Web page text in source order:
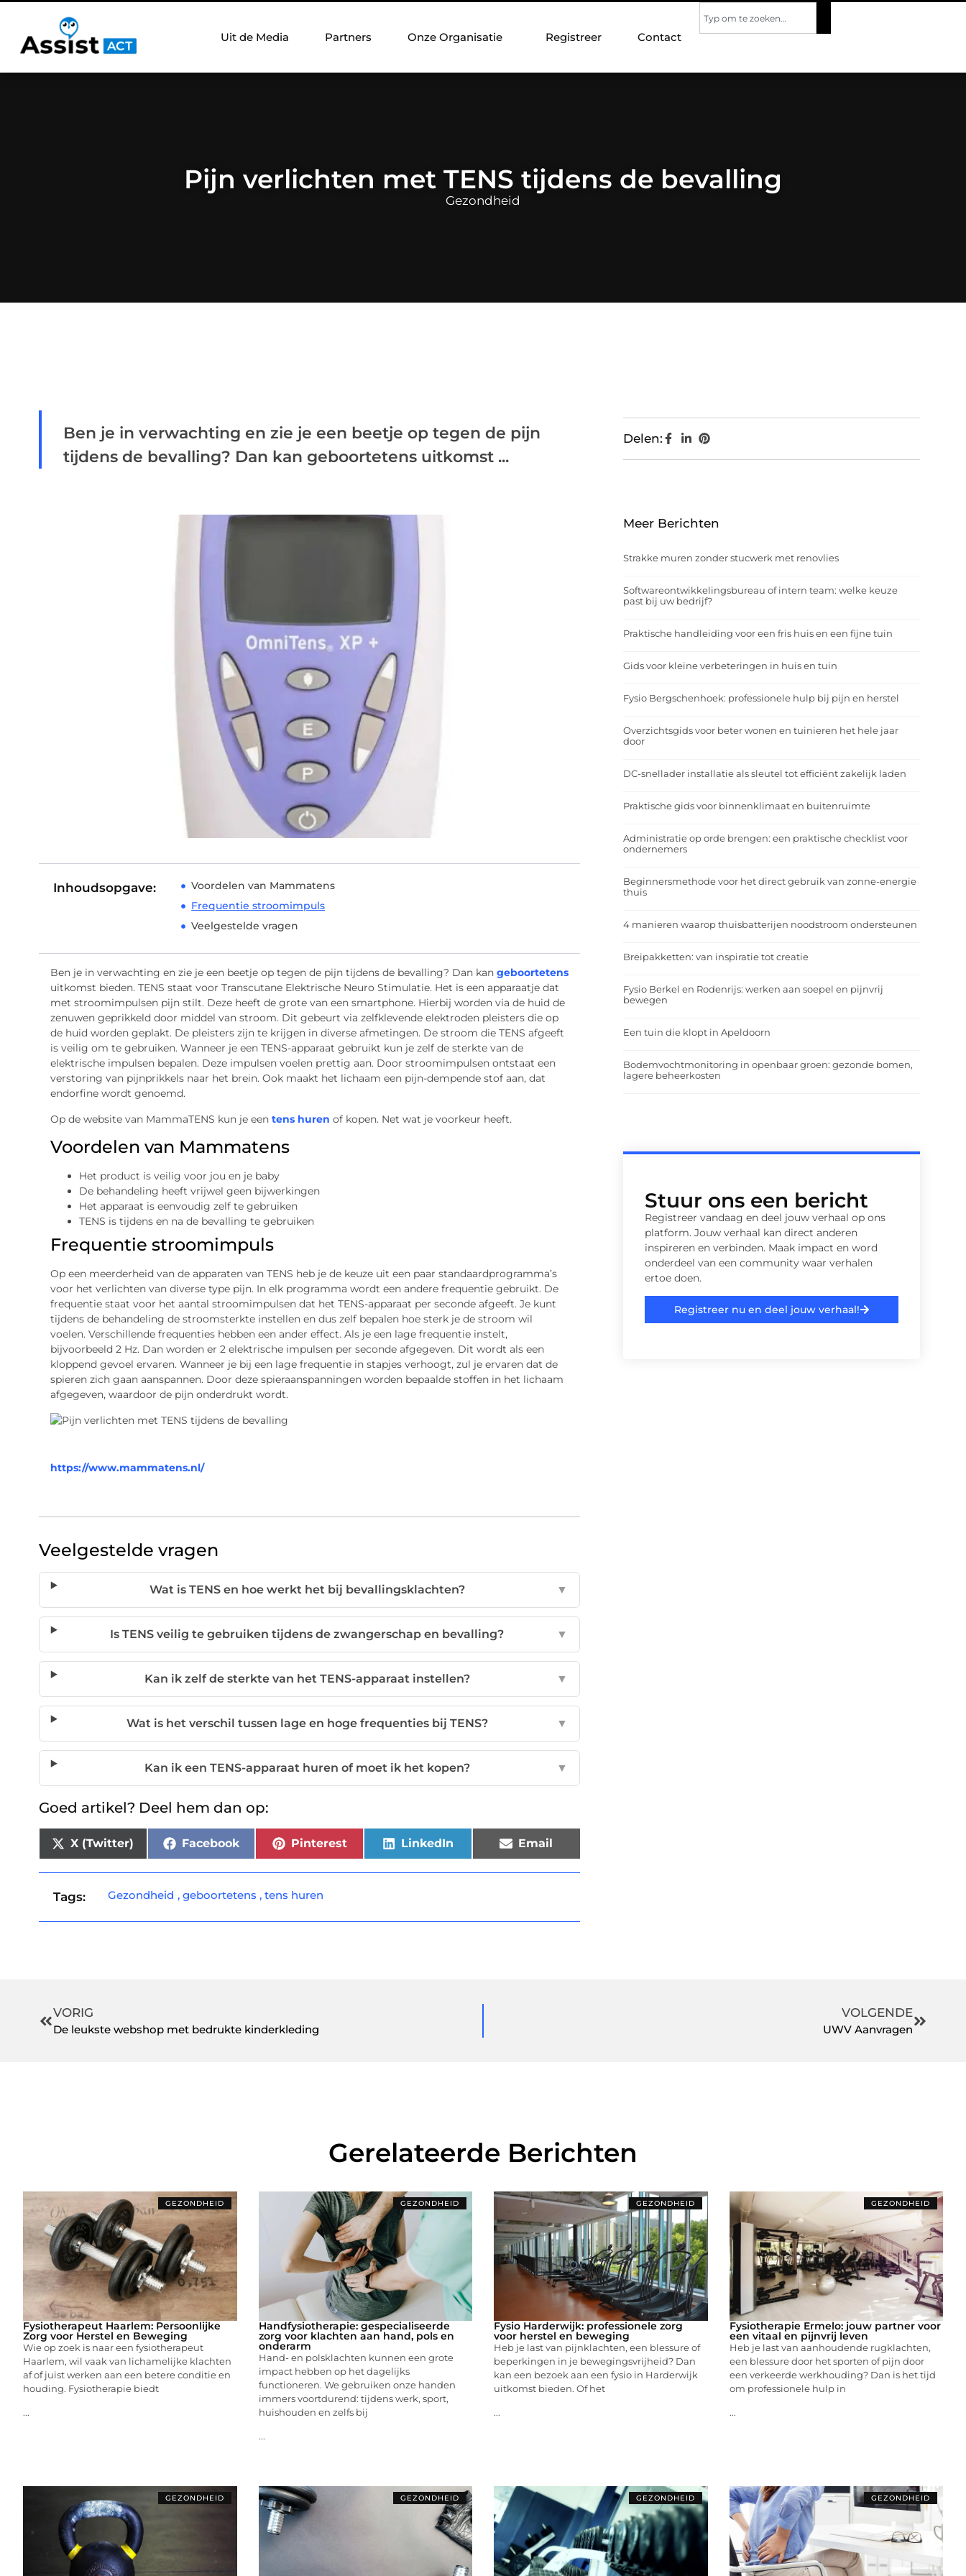
Uit de Media Partners Onze Organisatie Registreer Contact
Pijn verlichten met TENS tijdens de bevalling
Gezondheid
Ben je in verwachting en zie je een beetje op tegen de pijn
tijdens de bevalling? Dan kan geboortetens uitkomst ...
Inhoudsopgave:
Voordelen van Mammatens
Frequentie stroomimpuls
Veelgestelde vragen
Ben je in verwachting en zie je een beetje op tegen de pijn tijdens de bevalling? Dan kan geboortetens
uitkomst bieden. TENS staat voor Transcutane Elektrische Neuro Stimulatie. Het is een apparaatje dat
met stroomimpulsen pijn stilt. Deze heeft de grote van een smartphone. Hierbij worden via de huid de
zenuwen geprikkeld door middel van stroom. Dit gebeurt via zelfklevende elektroden pleisters die op
de huid worden geplakt. De pleisters zijn te krijgen in diverse afmetingen. De stroom die TENS afgeeft
is veilig om te gebruiken. Wanneer je een TENS-apparaat gebruikt kun je zelf de sterkte van de
elektrische impulsen bepalen. Deze impulsen voelen prettig aan. Door stroomimpulsen ontstaat een
verstoring van pijnprikkels naar het brein. Ook maakt het lichaam een pijn-dempende stof aan, dat
endorfine wordt genoemd.
Op de website van MammaTENS kun je een tens huren of kopen. Net wat je voorkeur heeft.
Voordelen van Mammatens
Het product is veilig voor jou en je baby
De behandeling heeft vrijwel geen bijwerkingen
Het apparaat is eenvoudig zelf te gebruiken
TENS is tijdens en na de bevalling te gebruiken
Frequentie stroomimpuls
Op een meerderheid van de apparaten van TENS heb je de keuze uit een paar standaardprogramma’s
voor het verlichten van diverse type pijn. In elk programma wordt een andere frequentie gebruikt. De
frequentie staat voor het aantal stroomimpulsen dat het TENS-apparaat per seconde afgeeft. Je kunt
tijdens de behandeling de stroomsterkte instellen en dus zelf bepalen hoe sterk je de stroom wil
voelen. Verschillende frequenties hebben een ander effect. Als je een lage frequentie instelt,
bijvoorbeeld 2 Hz. Dan worden er 2 elektrische impulsen per seconde afgegeven. Dit wordt als een
kloppend gevoel ervaren. Wanneer je bij een lage frequentie in stapjes verhoogt, zul je ervaren dat de
spieren zich gaan aanspannen. Door deze spieraanspanningen worden bepaalde stoffen in het lichaam
afgegeven, waardoor de pijn onderdrukt wordt.
https://www.mammatens.nl/
Veelgestelde vragen
Wat is TENS en hoe werkt het bij bevallingsklachten? ▼
Is TENS veilig te gebruiken tijdens de zwangerschap en bevalling? ▼
Kan ik zelf de sterkte van het TENS-apparaat instellen? ▼
Wat is het verschil tussen lage en hoge frequenties bij TENS? ▼
Kan ik een TENS-apparaat huren of moet ik het kopen? ▼
Goed artikel? Deel hem dan op:
X (Twitter) Facebook Pinterest LinkedIn Email
Tags: Gezondheid ,geboortetens ,tens huren
Delen:
Meer Berichten
Strakke muren zonder stucwerk met renovlies
Softwareontwikkelingsbureau of intern team: welke keuze
past bij uw bedrijf?
Praktische handleiding voor een fris huis en een fijne tuin
Gids voor kleine verbeteringen in huis en tuin
Fysio Bergschenhoek: professionele hulp bij pijn en herstel
Overzichtsgids voor beter wonen en tuinieren het hele jaar
door
DC-snellader installatie als sleutel tot efficiënt zakelijk laden
Praktische gids voor binnenklimaat en buitenruimte
Administratie op orde brengen: een praktische checklist voor
ondernemers
Beginnersmethode voor het direct gebruik van zonne-energie
thuis
4 manieren waarop thuisbatterijen noodstroom ondersteunen
Breipakketten: van inspiratie tot creatie
Fysio Berkel en Rodenrijs: werken aan soepel en pijnvrij
bewegen
Een tuin die klopt in Apeldoorn
Bodemvochtmonitoring in openbaar groen: gezonde bomen,
lagere beheerkosten
Stuur ons een bericht
Registreer vandaag en deel jouw verhaal op ons
platform. Jouw verhaal kan direct anderen
inspireren en verbinden. Maak impact en word
onderdeel van een community waar verhalen
ertoe doen.
Registreer nu en deel jouw verhaal!
VORIG
De leukste webshop met bedrukte kinderkleding
VOLGENDE
UWV Aanvragen
Gerelateerde Berichten
GEZONDHEID
Fysiotherapeut Haarlem: Persoonlijke
Zorg voor Herstel en Beweging
Wie op zoek is naar een fysiotherapeut
Haarlem, wil vaak van lichamelijke klachten
af of juist werken aan een betere conditie en
houding. Fysiotherapie biedt
...
GEZONDHEID
Handfysiotherapie: gespecialiseerde
zorg voor klachten aan hand, pols en
onderarm
Hand- en polsklachten kunnen een grote
impact hebben op het dagelijks
functioneren. We gebruiken onze handen
immers voortdurend: tijdens werk, sport,
huishouden en zelfs bij
...
GEZONDHEID
Fysio Harderwijk: professionele zorg
voor herstel en beweging
Heb je last van pijnklachten, een blessure of
beperkingen in je bewegingsvrijheid? Dan
kan een bezoek aan een fysio in Harderwijk
uitkomst bieden. Of het
...
GEZONDHEID
Fysiotherapie Ermelo: jouw partner voor
een vitaal en pijnvrij leven
Heb je last van aanhoudende rugklachten,
een blessure door het sporten of pijn door
een verkeerde werkhouding? Dan is het tijd
om professionele hulp in
...
GEZONDHEID GEZONDHEID GEZONDHEID GEZONDHEID